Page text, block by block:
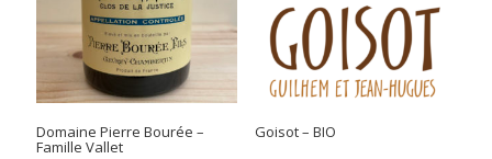
Domaine Pierre Bourée –
Famille Vallet
Goisot – BIO